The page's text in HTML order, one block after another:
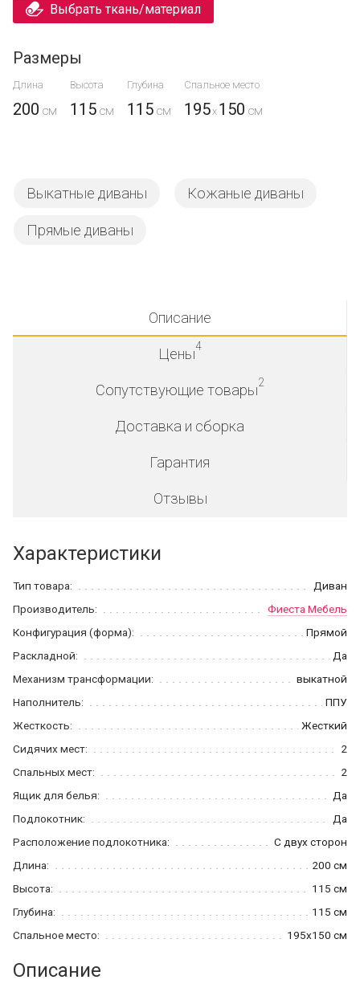
Выбрать ткань/материал
Размеры
Длина Высота Глубина Спальное место
200 115 115 195x 150
Выкатные диваны Кожаные диваны
Прямые диваны
Описание
Цены4
Сопутствующие товары2
Доставка и сборка
Гарантия
Отзывы
Характеристики
Тип товара:
Диван
Производитель:
Фиеста Мебель
Конфигурация (форма):
Прямой
Раскладной:
Да
Механизм трансформации:
выкатной
Наполнитель:
ППУ
Жесткость:
Жесткий
Сидячих мест:
2
Спальных мест:
2
Ящик для белья:
Да
Подлокотник:
Да
Расположение подлокотника:
С двух сторон
Длина:
200 см
Высота:
115 см
Глубина:
115 см
Спальное место:
195x150 см
Описание